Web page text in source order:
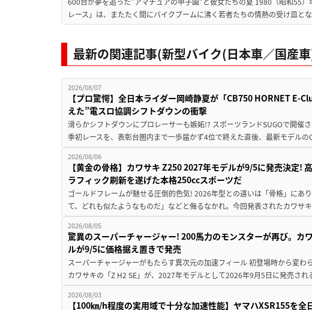
レース」は、またたく間にバイクブームに沸く若者たちの情熱の受け皿と
最新の関連記事(新型バイク(日本車／国産
2026/08/07
【プロ驚愕】全日本ライダー岡崎静夏が「CB750 HORNET E-
えた”電スロ協調シフトダウンの衝撃
滑らかシフトダウンにプロレーサーも嫉妬!? スポーツランドSUGOで開催
季初レースを、表彰台圏内まで一歩届かず4位で終えた直後、最新モデル
2026/08/06
【黄金の骨格】カワサキ Z250 2027年モデルが9/5に発売決定!
ラフィック刷新を遂げた本格250ccスポーツだ
ゴールドフレームが魅せる圧倒的色気! 2026年型との違いは「骨格」にあ
て、どれも似たようなものだ」などと侮るなかれ。今回発表されたカワサ
2026/08/05
驚異のスーパーチャージャー! 200馬力のモンスターが再び。カ
ルが9/5に価格据え置きで発売
スーパーチャージャーがもたらす異次元の加速フィール 初登場時から変わ
カワサキの「Z H2 SE」が、2027年モデルとして2026年9月5日に発売さ
2026/08/03
【100㎞/h程度の実用域で十分な加速性能】ヤマハXSR155を全